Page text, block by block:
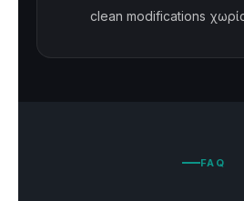
clean modifications
FAQ